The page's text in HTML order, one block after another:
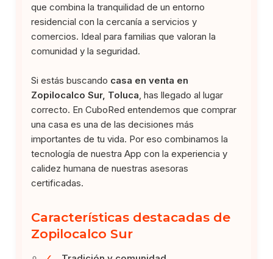
que combina la tranquilidad de un entorno
residencial con la cercanía a servicios y
comercios. Ideal para familias que valoran la
comunidad y la seguridad.
Si estás buscando casa en venta en
Zopilocalco Sur, Toluca , has llegado al lugar
correcto. En CuboRed entendemos que comprar
una casa es una de las decisiones más
importantes de tu vida. Por eso combinamos la
tecnología de nuestra App con la experiencia y
calidez humana de nuestras asesoras
certificadas.
Características destacadas de
Zopilocalco Sur